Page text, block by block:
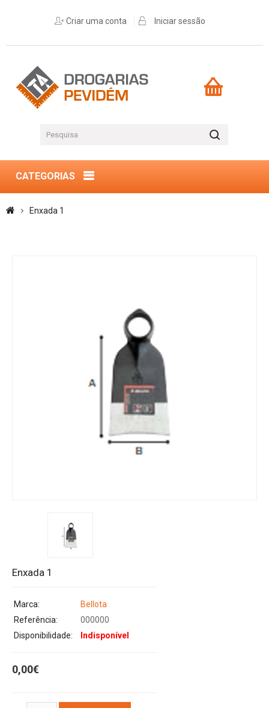
Criar uma conta Iniciar sessão
CATEGORIAS
Enxada 1
Enxada 1
Marca:
Bellota
Referência:
000000
Disponibilidade:
Indisponível
0,00€